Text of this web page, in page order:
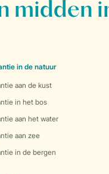
midden
in de natuur
aan de kust
in het bos
aan het water
aan zee
in de bergen